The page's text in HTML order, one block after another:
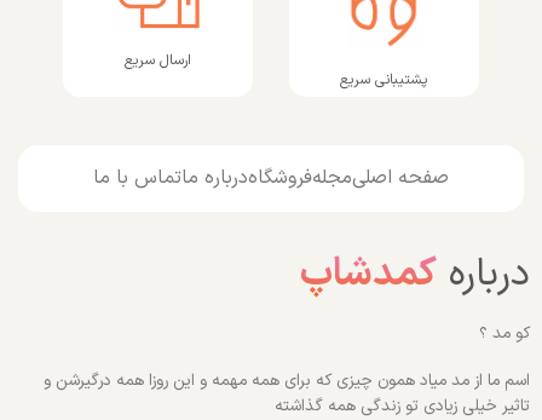
پشتیبانی سریع
ارسال سریع
صفحه اصلیمجلهفروشگاهدرباره ماتماس با ما
درباره کمدشاپ
کو مد ؟
اسم ما از مد میاد همون چیزی که برای همه مهمه و این روزا همه درگیرشن و
تاثیر خیلی زیادی تو زندگی همه گذاشته